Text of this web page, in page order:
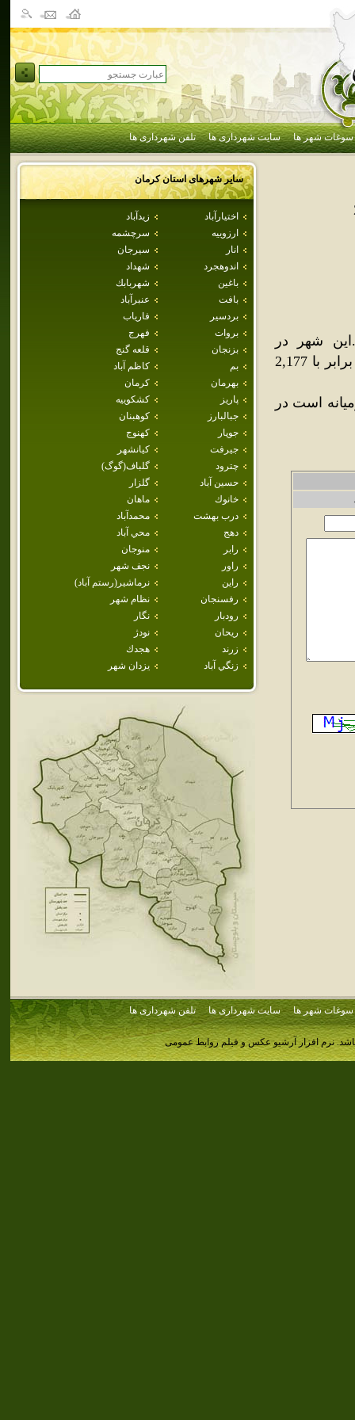
سوغات شهر ها سایت شهرداری ها تلفن شهرداری ها
سایر شهرهای استانكرمان
اختيارآباد
زيدآباد
ارزوييه
سرچشمه
انار
سيرجان
اندوهجرد
شهداد
باغين
شهربابك
بافت
عنبرآباد
بردسير
فارياب
بروات
فهرج
بزنجان
قلعه گنج
بم
كاظم آباد
بهرمان
كرمان
پاريز
كشكوييه
جبالبارز
كوهبنان
جوپار
كهنوج
جيرفت
كيانشهر
چترود
گلباف(گوگ)
حسين آباد
گلزار
خانوك
ماهان
درب بهشت
محمدآباد
دهج
محي آباد
رابر
منوجان
راور
نجف شهر
راين
نرماشير(رستم آباد)
رفسنجان
نظام شهر
رودبار
نگار
ريحان
نودژ
زرند
هجدك
زنگي آباد
يزدان شهر
شهر در
شهرستان عنبرآباد قرار گرفته‌است.جمعيت اين شهر در سال 1385، برابر با 2,177
و خاورميانه است در
سوغات شهر ها سایت شهرداری ها تلفن شهرداری ها
نرم افزار آرشیو عکس و فیلم روابط عمومی